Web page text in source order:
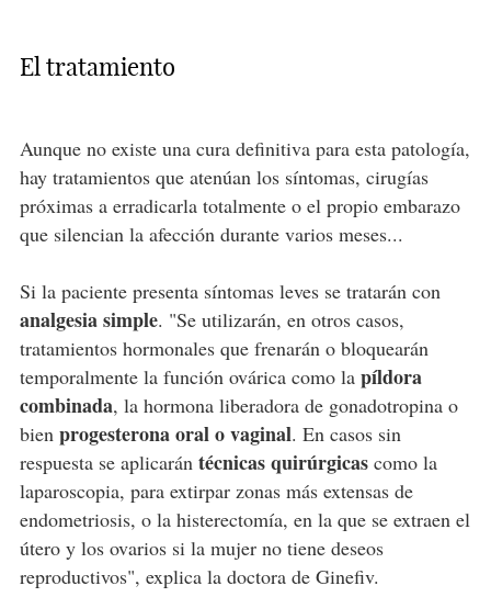
El tratamiento
Aunque no existe una cura definitiva para esta patología,
hay tratamientos que atenúan los síntomas, cirugías
próximas a erradicarla totalmente o el propio embarazo
que silencian la afección durante varios meses...
Si la paciente presenta síntomas leves se tratarán con
analgesia simple. "Se utilizarán, en otros casos,
tratamientos hormonales que frenarán o bloquearán
temporalmente la función ovárica como la píldora
combinada, la hormona liberadora de gonadotropina o
bien progesterona oral o vaginal. En casos sin
respuesta se aplicarán técnicas quirúrgicascomo la
laparoscopia, para extirpar zonas más extensas de
endometriosis, o la histerectomía, en la que se extraen el
útero y los ovarios si la mujer no tiene deseos
reproductivos", explica la doctora de Ginefiv.